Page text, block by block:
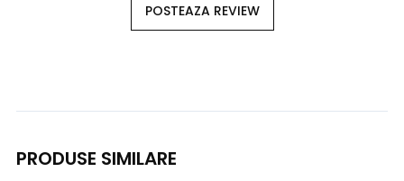
POSTEAZA REVIEW
PRODUSE SIMILARE